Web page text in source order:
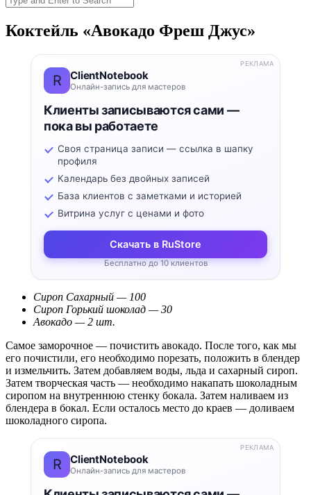
Коктейль «Авокадо Фреш Джус»
R ClientNotebook
Онлайн-запись для мастеров
Клиенты записываются сами —
пока вы работаете
Своя страница записи — ссылка в шапку
профиля
Календарь без двойных записей
База клиентов с заметками и историей
Витрина услуг с ценами и фото
Скачать в RuStore
Бесплатно до 10 клиентов
РЕКЛАМА
Сироп Сахарный — 100
Сироп Горький шоколад — 30
Авокадо — 2 шт.
Самое заморочное — почистить авокадо. После того, как мы
его почистили, его необходимо порезать, положить в блендер
и измельчить. Затем добавляем воды, льда и сахарный сироп.
Затем творческая часть — необходимо накапать шоколадным
сиропом на внутреннюю стенку бокала. Затем наливаем из
блендера в бокал. Если осталось место до краев — доливаем
шоколадного сиропа.
R ClientNotebook
Онлайн-запись для мастеров
РЕКЛАМА